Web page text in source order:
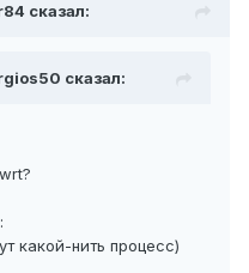
сказал:
сказал:
какой-нить процесс)